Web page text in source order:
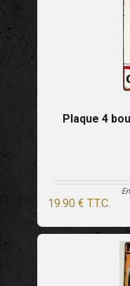
Plaque 4
19.90 € T.T.C.